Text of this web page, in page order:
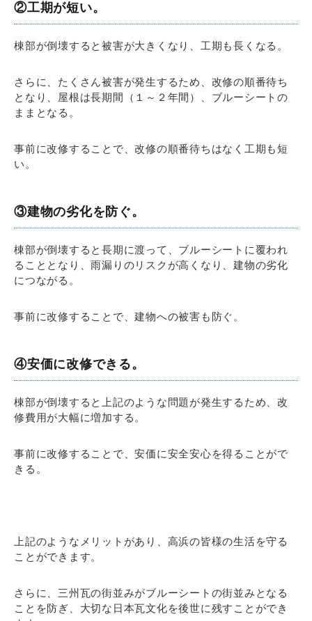
②工期が短い。
棟部が倒壊すると被害が大きくなり、工期も長くなる。
さらに、たくさん被害が発生するため、改修の順番待ち
となり、屋根は長期間（１～２年間）、ブルーシートの
ままとなる。
事前に改修することで、改修の順番待ちはなく工期も短
い。
③建物の劣化を防ぐ。
棟部が倒壊すると長期に渡って、ブルーシートに覆われ
ることとなり、雨漏りのリスクが高くなり、建物の劣化
につながる。
事前に改修することで、建物への被害も防ぐ。
④安価に改修できる。
棟部が倒壊すると上記のような問題が発生するため、改
修費用が大幅に増加する。
事前に改修することで、安価に安全安心を得ることがで
きる。
上記のようなメリットがあり、高浜の皆様の生活を守る
ことができます。
さらに、三州瓦の街並みがブルーシートの街並みとなる
ことを防ぎ、大切な日本瓦文化を後世に残すことができ